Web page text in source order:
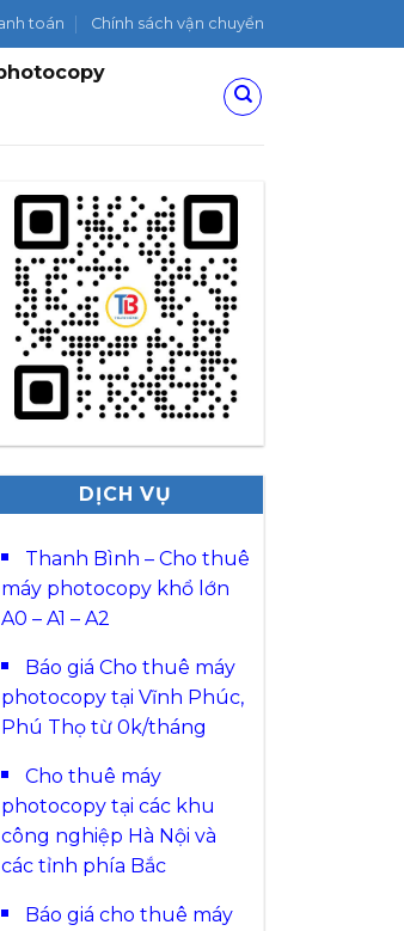
toán Chính sách vận chuyển
DỊCH VỤ
Thanh Bình – Cho thuê
máy photocopy khổ lớn
A0 – A1 – A2
Báo giá Cho thuê máy
photocopy tại Vĩnh Phúc,
Phú Thọ từ 0k/tháng
Cho thuê máy
photocopy tại các khu
công nghiệp Hà Nội và
các tỉnh phía Bắc
Báo giá cho thuê máy